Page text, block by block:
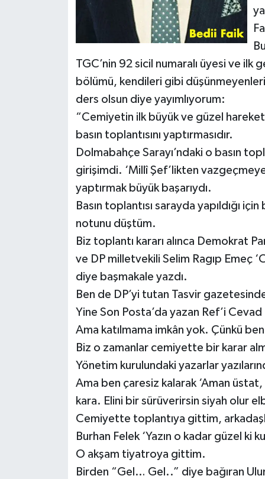
TGC’nin 92 sicil numaralı üyesi ve
bölümü, kendileri gibi düşünmeyenleri
ders olsun diye yayımlıyorum:
“Cemiyetin ilk büyük ve güzel
basın toplantısını yaptırmasıdır.
Dolmabahçe Sarayı’ndaki o basın
girişimdi. ‘Millî Şef’likten
yaptırmak büyük başarıydı.
Basın toplantısı sarayda yapıldığı
notunu düştüm.
Biz toplantı kararı alınca Demokrat
ve DP milletvekili Selim Ragıp Emeç
diye başmakale yazdı.
Ben de DP’yi tutan Tasvir
Yine Son Posta’da yazan Ref’i
Ama katılmama imkân yok. Çünkü
Biz o zamanlar cemiyette bir karar
Yönetim kurulundaki yazarlar
Ama ben çaresiz kalarak ‘Aman
kara. Elini bir sürüverirsin siyah olur
Cemiyette toplantıya gittim,
Burhan Felek ‘Yazın o kadar güzel ki
O akşam tiyatroya gittim.
Birden “Gel… Gel..” diye bağıran